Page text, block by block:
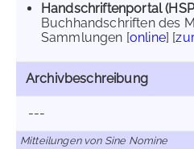
Handschriftenportal
Buchhandschriften des
Sammlungen [online] [
Archivbeschreibung
---
Mitteilungen von Sine Nomine